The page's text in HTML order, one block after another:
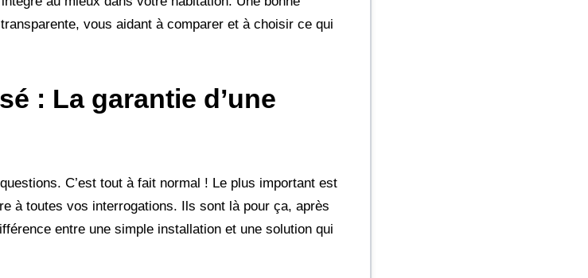
vous aidant à comparer et à choisir ce qui
: La garantie d’une
C’est tout à fait normal ! Le plus important est
à toutes vos interrogations. Ils sont là pour ça, après
entre une simple installation et une solution qui